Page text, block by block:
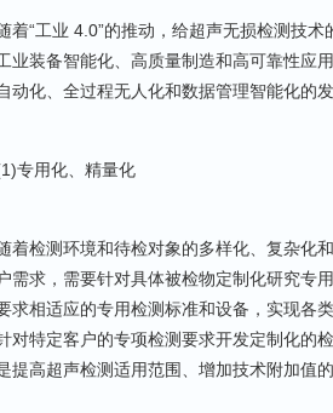
“工业 4.0”的推动，给超声无损检测技术
业装备智能化、高质量制造和高可靠性应
动化、全过程无人化和数据管理智能化的发
用化、精量化
检测环境和待检对象的多样化、复杂化和
需求，需要针对具体被检物定制化研究专
求相适应的专用检测标准和设备，实现各
对特定客户的专项检测要求开发定制化的
提高超声检测适用范围、增加技术附加值的